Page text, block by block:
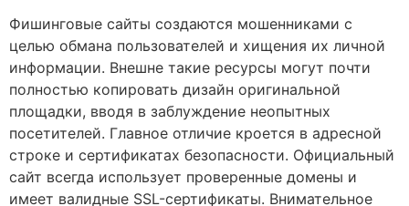
Фишинговые сайты создаются мошенниками с
целью обмана пользователей и хищения их личной
информации. Внешне такие ресурсы могут почти
полностью копировать дизайн оригинальной
площадки, вводя в заблуждение неопытных
посетителей. Главное отличие кроется в адресной
строке и сертификатах безопасности. Официальный
сайт всегда использует проверенные домены и
имеет валидные SSL-сертификаты. Внимательное